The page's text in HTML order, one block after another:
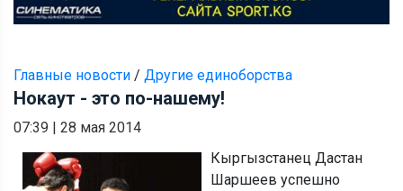
Главные новости / Другие единоборства
Нокаут - это по-нашему!
07:39 | 28 мая 2014
Кыргызстанец Дастан
Шаршеев успешно